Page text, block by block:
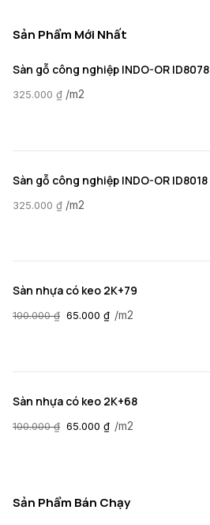
Sản Phẩm Mới Nhất
Sàn gỗ công nghiệp INDO-OR ID8078
325.000 ₫ /m2
Sàn gỗ công nghiệp INDO-OR ID8018
325.000 ₫ /m2
Sàn nhựa có keo 2K+79
100.000₫ 65.000 ₫ /m2
Sàn nhựa có keo 2K+68
100.000₫ 65.000 ₫ /m2
Sản Phẩm Bán Chạy